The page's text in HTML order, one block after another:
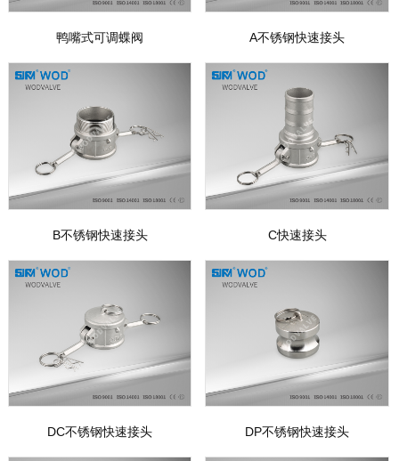
鸭嘴式可调蝶阀 A不锈钢快速接头
B不锈钢快速接头 C快速接头
DC不锈钢快速接头 DP不锈钢快速接头